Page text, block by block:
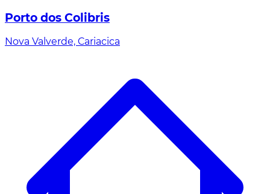
Porto dos Colibris
Nova Valverde, Cariacica